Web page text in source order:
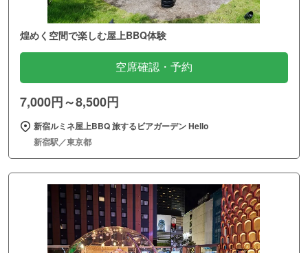
煌めく空間で楽しむ屋上BBQ体験
空席確認・予約
7,000円～8,500円
新宿ルミネ屋上BBQ 旅するビアガーデン Hello
新宿駅／東京都